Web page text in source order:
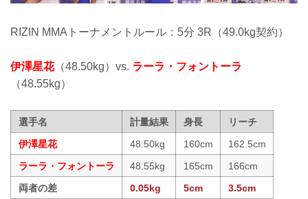
RIZIN MMAトーナメントルール：5分 3R（49.0kg契約）
伊澤星花（48.50kg）vs. ラーラ・フォントーラ
（48.55kg）
選手名 計量結果 身長
リーチ
伊澤星花
48.50kg 160cm
162.5cm
ラーラ・フォントーラ
48.55kg 165cm
166cm
両者の差
0.05kg 5cm 3.5cm